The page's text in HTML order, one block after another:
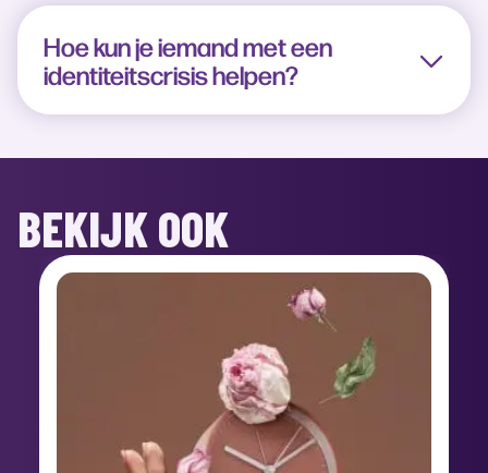
Hoe kun je iemand met een
identiteitscrisis helpen?
BEKIJK OOK